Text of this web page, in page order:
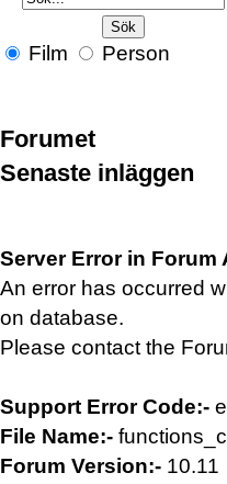
Film Person
Forumet
Senaste inläggen
Server Error in Forum
An error has occurred
on database.
Please contact the
Support Error Code:-
File Name:-
Forum Version:- 10.11